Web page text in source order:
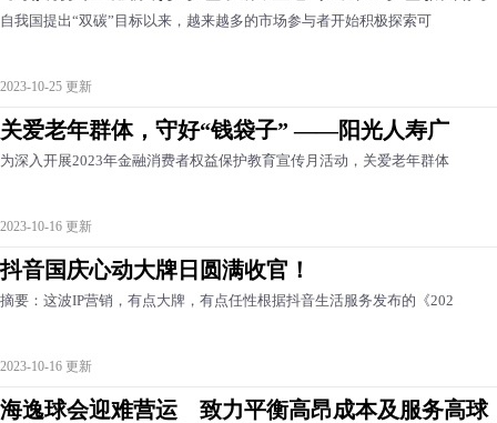
自我国提出“双碳”目标以来，越来越多的市场参与者开始积极探索可
2023-10-25 更新
关爱老年群体，守好“钱袋子” ——阳光人寿广
为深入开展2023年金融消费者权益保护教育宣传月活动，关爱老年群体
2023-10-16 更新
抖音国庆心动大牌日圆满收官！
摘要：这波IP营销，有点大牌，有点任性根据抖音生活服务发布的《202
2023-10-16 更新
海逸球会迎难营运 致力平衡高昂成本及服务高球